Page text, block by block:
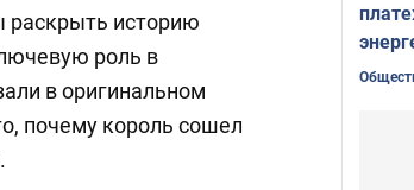
раскрыть историю
роль в
в оригинальном
почему король сошел